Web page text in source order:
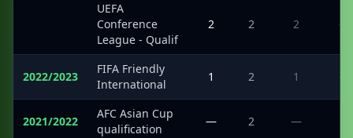
UEFA
Conference
League - Qualif
2 2 2 —
2022/2023
FIFA Friendly
International
1 2 1 —
2021/2022
AFC Asian Cup
qualification
— 2 —